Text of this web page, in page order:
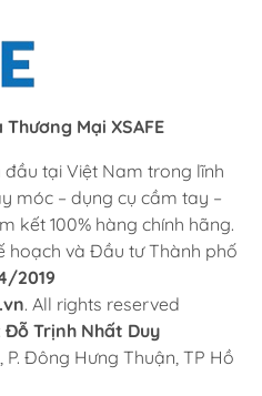
Mại XSAFE
tại Việt Nam trong lĩnh
móc – dụng cụ cầm tay –
kết 100% hàng chính hãng.
hoạch và Đầu tư Thành phố
2019
. All rights reserved
Đỗ Trịnh Nhất Duy
Đông Hưng Thuận, TP Hồ